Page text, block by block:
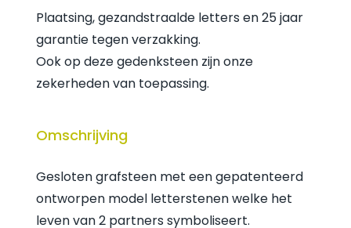
Plaatsing, gezandstraalde letters en 25 jaar
garantie tegen verzakking.
Ook op deze gedenksteen zijn onze
zekerheden van toepassing.
Omschrijving
Gesloten grafsteen met een gepatenteerd
ontworpen model letterstenen welke het
leven van 2 partners symboliseert.